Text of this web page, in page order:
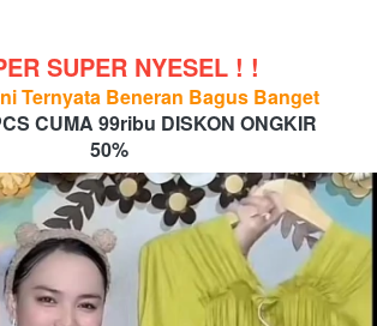
SUPER NYESEL ! !
Ternyata Beneran Bagus Banget
CUMA 99ribu DISKON ONGKIR
50%